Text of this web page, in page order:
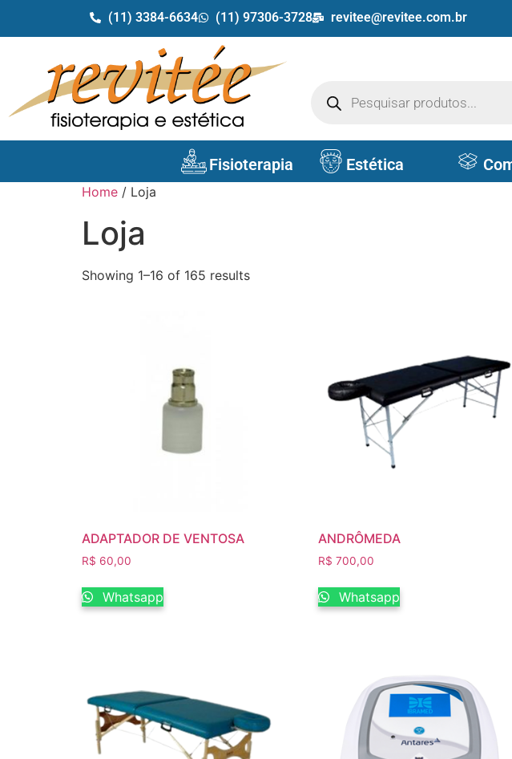
(11) 3384-6634 (11) 97306-3728 revitee@revitee.com.br
Fisioterapia Estética
Home / Loja
Loja
Showing 1–16 of 165 results
ADAPTADOR DE VENTOSA
R$ 60,00
Whatsapp
ANDRÔMEDA
R$ 700,00
Whatsapp